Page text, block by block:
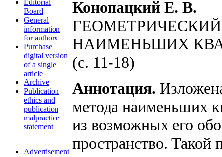
Editorial
Board
General
information
for authors
Purchase
digital version
of a single
article
Archive
Publication
ethics and
publication
malpractice
statement
Advertisement
Конопацкий Е. В.
НАИМЕНЬШИХ
(с. 11-18)
Аннотация.
метода наименьших
из возможных его
пространство. Такой